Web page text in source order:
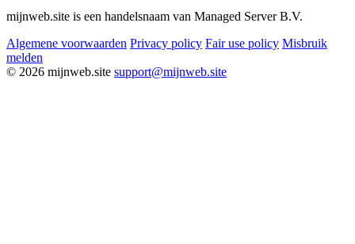
mijnweb.site is een handelsnaam van Managed Server B.V.
Algemene voorwaarden Privacy policy Fair use policy Misbruik
melden
© 2026 mijnweb.site support@mijnweb.site